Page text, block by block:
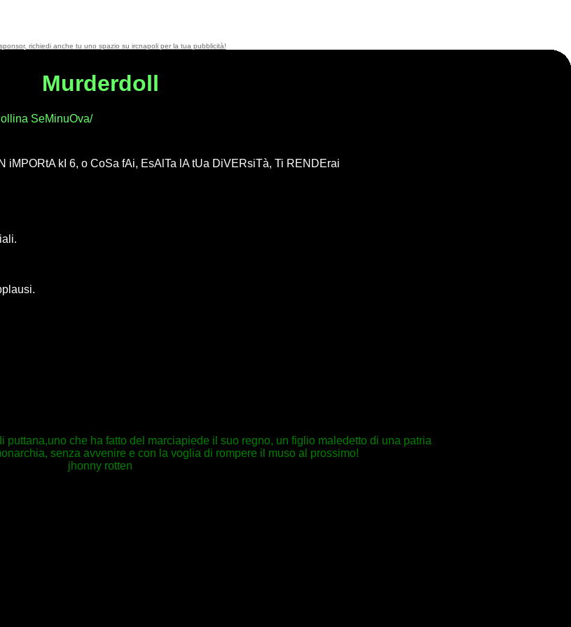
richiedi anche tu uno spazio su ircnapoli per la tua pubblicità!
Murderdoll
SeMinuOva/
iMPORtA kI 6, o CoSa fAi, EsAlTa lA tUa DiVERsiTà, Ti RENDErai
che ha fatto del marciapiede il suo regno, un figlio maledetto di una patria
senza avvenire e con la voglia di rompere il muso al prossimo!
jhonny rotten